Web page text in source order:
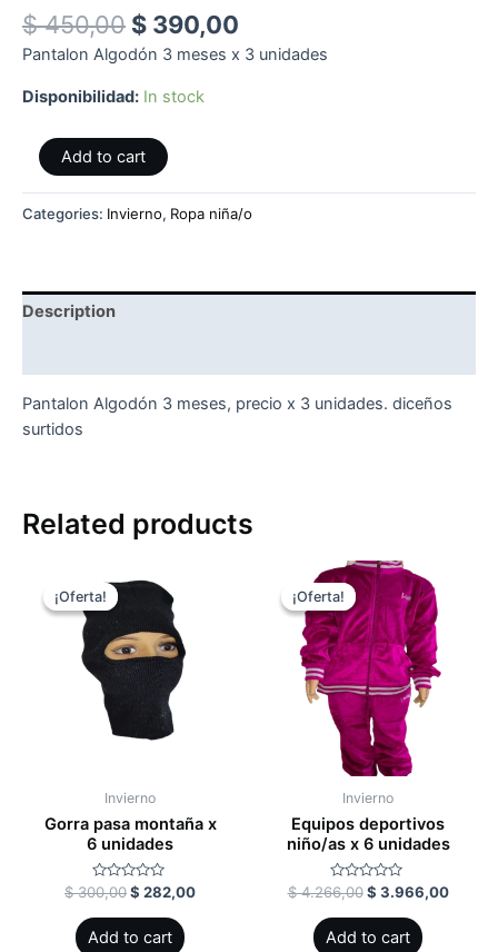
$450,00 $ 390,00
Pantalon Algodón 3 meses x 3 unidades
Disponibilidad: In stock
Pantalon
Algodón
3
Add to cart
Categories: Invierno, Ropa niña/o
Description
Pantalon Algodón 3 meses, precio x 3 unidades. diceños
surtidos
Related products
¡Oferta!
¡Oferta!
Invierno
Gorra pasa montaña x
6 unidades
Rated
out
of
5
$300,00$ 282,00
Add to cart
¡Oferta!
¡Oferta!
Invierno
Equipos deportivos
niño/as x 6 unidades
Rated
out
of
5
$4.266,00 $ 3.966,00
Add to cart